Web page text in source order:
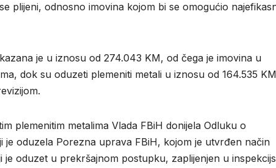
plijeni, odnosno imovina kojom bi se omogućio
je u iznosu od 274.043 KM, od čega je imovina u
dok su oduzeti plemeniti metali u iznosu od 164.535 KM
plemenitim metalima Vlada FBiH donijela Odluku o
je oduzela Porezna uprava FBiH, kojom je utvrđen način
oduzet u prekršajnom postupku, zaplijenjen u